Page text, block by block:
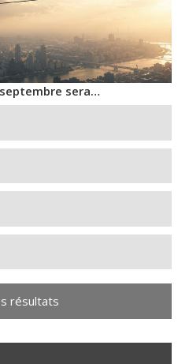
sera…
résultats